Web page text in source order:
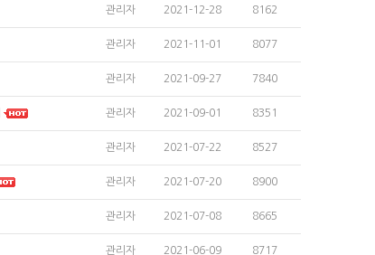
관리자 2021-12-28 8162
관리자 2021-11-01 8077
관리자 2021-09-27 7840
관리자 2021-09-01 8351
관리자 2021-07-22 8527
관리자 2021-07-20 8900
관리자 2021-07-08 8665
관리자 2021-06-09 8717